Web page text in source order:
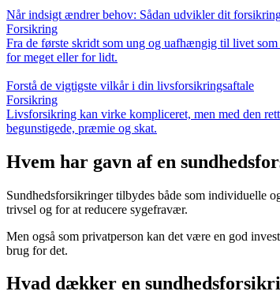
Når indsigt ændrer behov: Sådan udvikler dit
Forsikring
Fra de første skridt som ung og uafhængig til livet
for meget eller for lidt.
Forstå de vigtigste vilkår i din livsforsikringsaftale
Forsikring
Livsforsikring kan virke kompliceret, men med den
begunstigede, præmie og skat.
Hvem har gavn af en
Sundhedsforsikringer tilbydes både som individuelle
trivsel og for at reducere sygefravær.
Men også som privatperson kan det være en god
brug for det.
Hvad dækker en